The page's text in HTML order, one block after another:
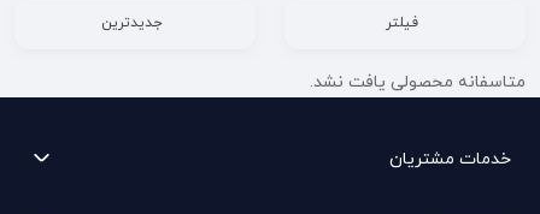
فیلتر جدیدترین
متاسفانه محصولی یافت نشد.
خدمات مشتریان